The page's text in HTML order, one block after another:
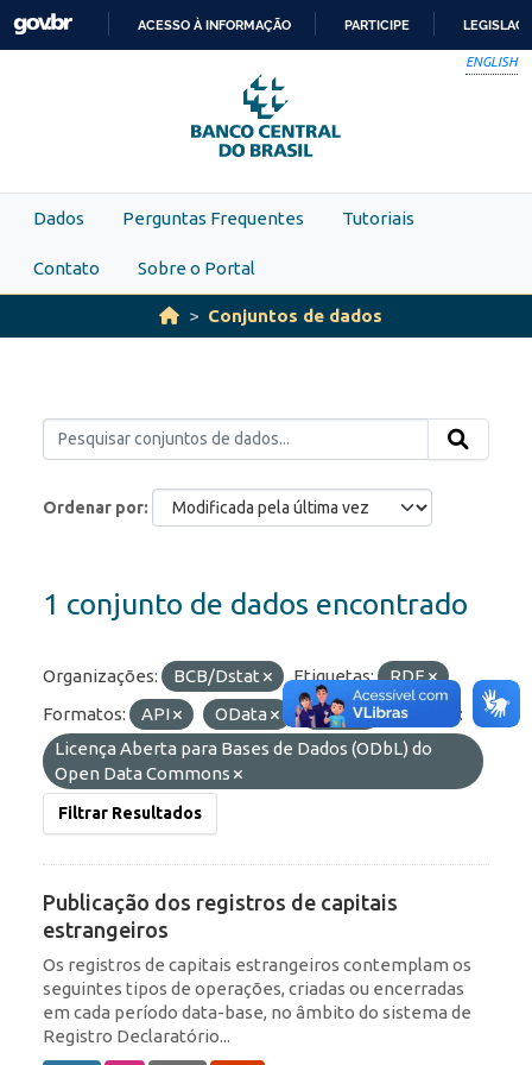
Skip to main content
PARA
O
CONTEÚDO
ACESSO À INFORMAÇÃO PARTICIPE
ENGLISH
Dados Perguntas Frequentes Tutoriais
Contato Sobre o Portal
Conjuntos de dados
Ordenar por
1 conjunto de dados encontrado
Organizações: BCB/Dstat Etiquetas:
RDE
Formatos:
API OData JSON
Licenças:
Licença Aberta para Bases de Dados (ODbL) do
Open Data Commons
Filtrar Resultados
Publicação dos registros de capitais
estrangeiros
Os registros de capitais estrangeiros contemplam os
seguintes tipos de operações, criadas ou encerradas
em cada período data-base, no âmbito do sistema de
Registro Declaratório...